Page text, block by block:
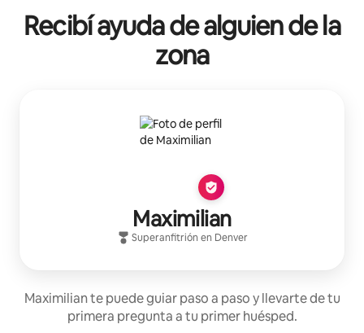
Recibí ayuda de alguien de la
zona
Maximilian
Superanfitrión en Denver
Maximilian te puede guiar paso a paso y llevarte de tu
primera pregunta a tu primer huésped.